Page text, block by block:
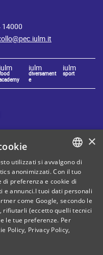
14000
iulm iulm
diversament
e
iulm
sport
policy
legali
ITALIAN
ENGLISH
×
utilizzati si avvalgono di
anonimizzati. Con il tuo
di preferenza e cookie di
e annunci.I tuoi dati personali
come Google, secondo le
rifiutarli (eccetto quelli tecnici
le tue preferenze. Per
Policy, Privacy Policy,